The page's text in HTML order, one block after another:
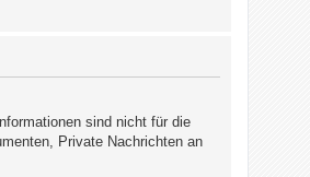
sind nicht für die
Private Nachrichten an